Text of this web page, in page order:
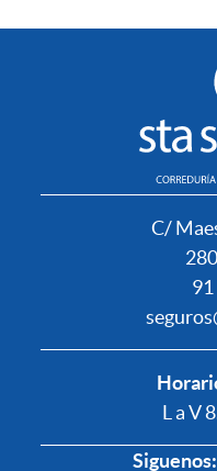
C/
L a V
Siguenos: